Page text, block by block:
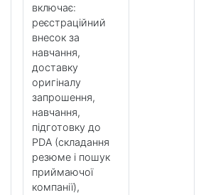
включає:
реєстраційний
внесок за
навчання,
доставку
оригіналу
запрошення,
навчання,
підготовку до
PDA (складання
резюме і пошук
приймаючої
компанії),